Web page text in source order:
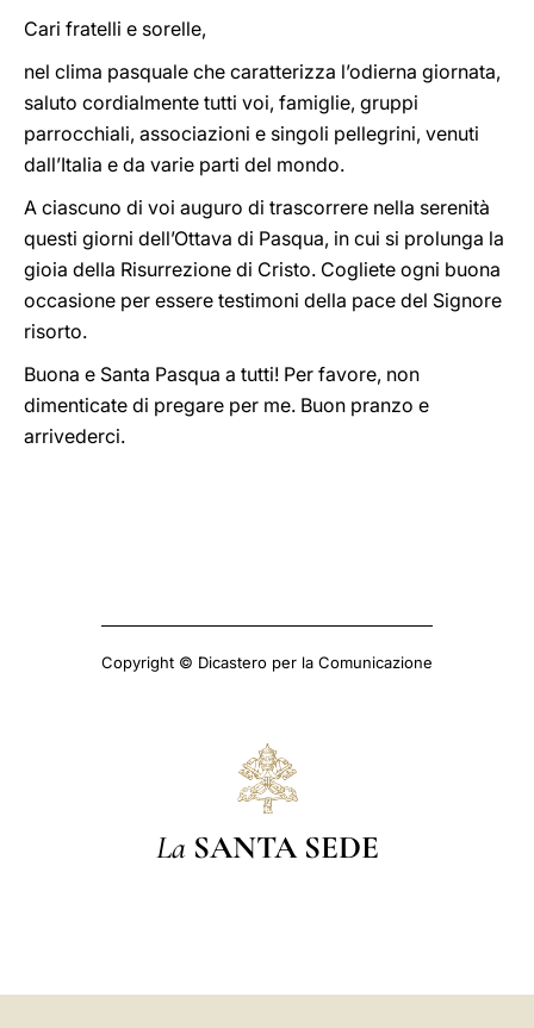
Cari fratelli e sorelle,
nel clima pasquale che caratterizza l’odierna giornata,
saluto cordialmente tutti voi, famiglie, gruppi
parrocchiali, associazioni e singoli pellegrini, venuti
dall’Italia e da varie parti del mondo.
A ciascuno di voi auguro di trascorrere nella serenità
questi giorni dell’Ottava di Pasqua, in cui si prolunga la
gioia della Risurrezione di Cristo. Cogliete ogni buona
occasione per essere testimoni della pace del Signore
risorto.
Buona e Santa Pasqua a tutti! Per favore, non
dimenticate di pregare per me. Buon pranzo e
arrivederci.
Copyright © Dicastero per la Comunicazione
La SANTA SEDE